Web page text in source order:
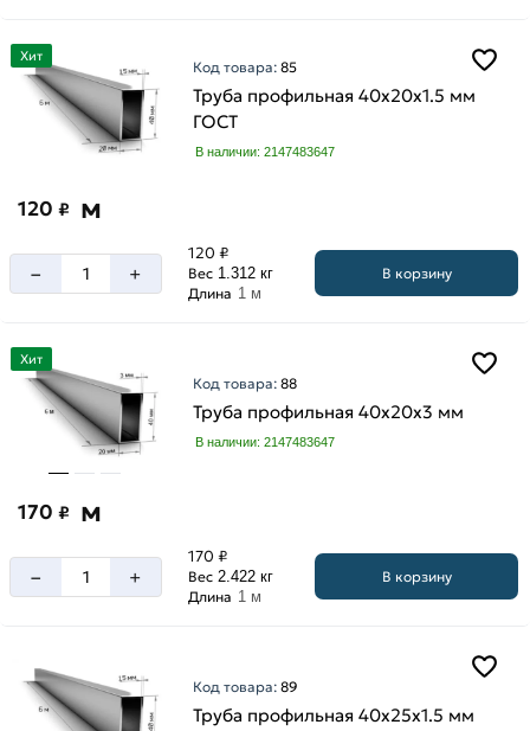
Хит
Код товара:85
Труба профильная 40х20х1.5 мм
ГОСТ
В наличии: 2147483647
120 ₽ м
– +
120 ₽
Вес 1.312 кг
Длина 1 м
В корзину
Хит
Код товара:88
Труба профильная 40х20х3 мм
В наличии: 2147483647
170 ₽ м
– +
170 ₽
Вес 2.422 кг
Длина 1 м
В корзину
Код товара:89
Труба профильная 40х25х1.5 мм